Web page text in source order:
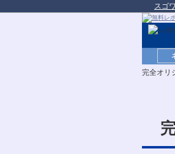
スゴ
完全オリ